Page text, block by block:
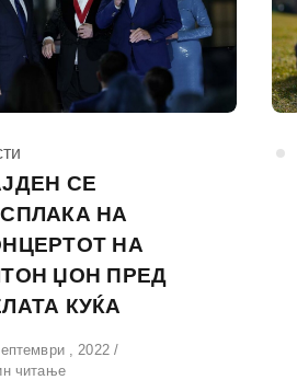
СЕ
НА
НА
ЏОН ПРЕД
КУЌА
, 2022
читање